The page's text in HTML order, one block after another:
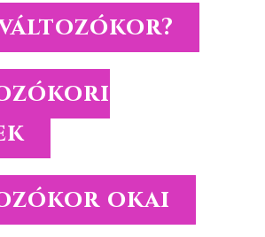
okai